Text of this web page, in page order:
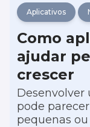
Aplicativos
Como
ajudar
crescer
Desenvolver
pode
pequenas